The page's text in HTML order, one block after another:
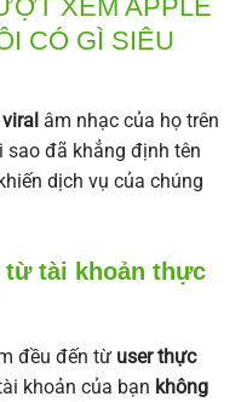
XEM APPLE
CÓ GÌ SIÊU
viral âm nhạc của họ trên
sao đã khẳng định tên
dịch vụ của chúng
tài khoản thực
đều đến từ user thực
khoản của bạn không